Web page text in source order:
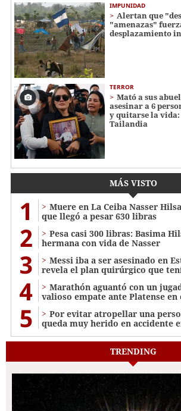
IMPUNIDAD
Alertan que
"amenazas"
desplazamiento
TERROR
Mató a sus
asesinar a 6
y quitarse la
Tailandia
MÁS VISTO
1
Muere en La Ceiba Nasser
que llegó a pesar 630 libras
2
Pesa casi 300 libras: Basima
hermana con vida de Nasser
3
Messi iba a ser asesinado en
revela el plan quirúrgico que
4
Marathón aguantó con un
valioso empate ante Platense
5
Por evitar atropellar una
queda muy herido en accidente
TRENDING